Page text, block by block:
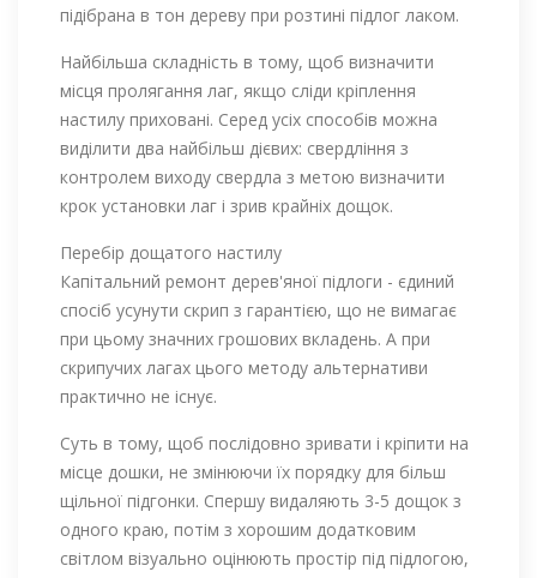
підібрана в тон дереву при розтині підлог лаком.
Найбільша складність в тому, щоб визначити
місця пролягання лаг, якщо сліди кріплення
настилу приховані. Серед усіх способів можна
виділити два найбільш дієвих: свердління з
контролем виходу свердла з метою визначити
крок установки лаг і зрив крайніх дощок.
Перебір дощатого настилу
Капітальний ремонт дерев'яної підлоги - єдиний
спосіб усунути скрип з гарантією, що не вимагає
при цьому значних грошових вкладень. А при
скрипучих лагах цього методу альтернативи
практично не існує.
Суть в тому, щоб послідовно зривати і кріпити на
місце дошки, не змінюючи їх порядку для більш
щільної підгонки. Спершу видаляють 3-5 дощок з
одного краю, потім з хорошим додатковим
світлом візуально оцінюють простір під підлогою,